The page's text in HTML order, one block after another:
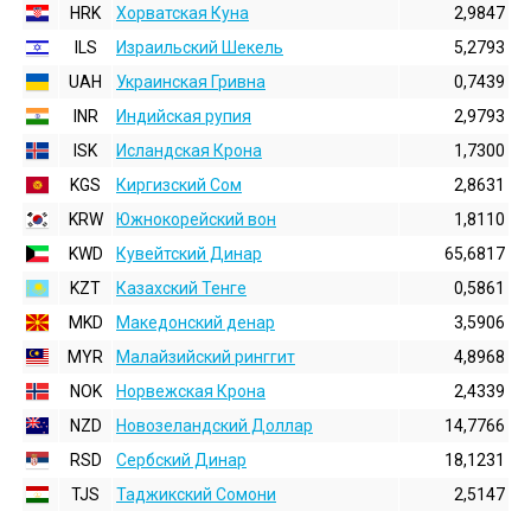
HRK
Хорватская Куна
2,9847
ILS
Израильский Шекель
5,2793
UAH
Украинская Гривна
0,7439
INR
Индийская pупия
2,9793
ISK
Исландская Крона
1,7300
KGS
Киргизский Сом
2,8631
KRW
Южнокорейский вон
1,8110
KWD
Кувейтский Динар
65,6817
KZT
Казахский Тенге
0,5861
MKD
Македонский денар
3,5906
MYR
Малайзийский ринггит
4,8968
NOK
Норвежская Крона
2,4339
NZD
Новозеландский Доллар
14,7766
RSD
Сербский Динар
18,1231
TJS
Таджикский Сомони
2,5147